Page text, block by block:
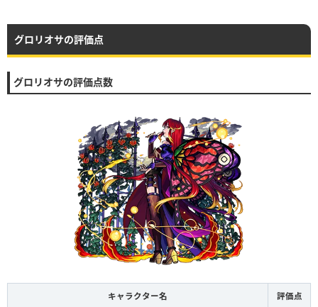
グロリオサの評価点
グロリオサの評価点数
キャラクター名 評価点